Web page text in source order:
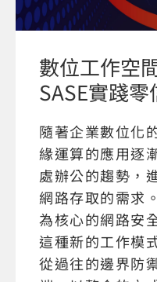
數位工作空
SASE實踐
隨著企業數位化
緣運算的應用逐
處辦公的趨勢，
網路存取的需求
為核心的網路安
這種新的工作模
從過往的邊界防